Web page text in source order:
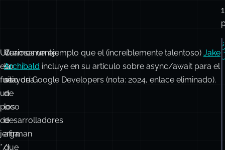
1
Uf,
eso
fue
un
poco
de
jerga.
*/}
Curiosamente,
la
mayoría
de
los
desarrolladores
afirman
que
Veamos un ejemplo que el (increíblemente talentoso) Jake
Archibald incluye en su artículo sobre async/await para el
sitio de Google Developers (nota: 2024, enlace eliminado).